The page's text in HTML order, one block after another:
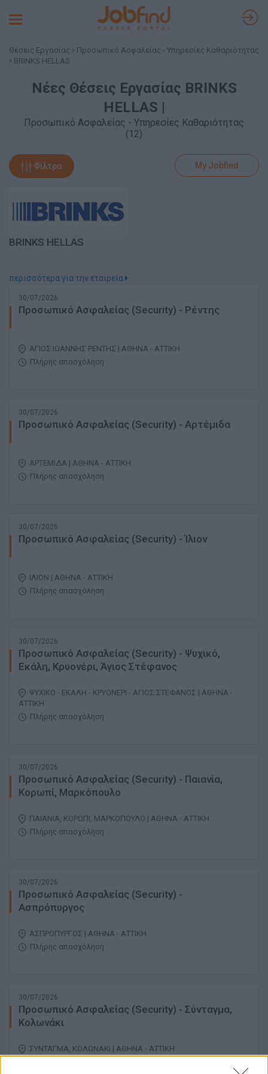
Toggle
Θέσεις Εργασίας
Προσωπικό Ασφαλείας - Υπηρεσίες Καθαριότητας
BRINKS HELLAS
Νέες Θέσεις Εργασίας BRINKS
HELLAS |
Προσωπικό Ασφαλείας - Υπηρεσίες Καθαριότητας
(12)
Φίλτρα My Jobfind
BRINKS HELLAS
περισσότερα για την εταιρεία
30/07/2026
Προσωπικό Ασφαλείας (Security) - Ρέντης
ΑΓΙΟΣ ΙΩΑΝΝΗΣ ΡΕΝΤΗΣ | ΑΘΗΝΑ - ΑΤΤΙΚΗ
Πλήρης απασχόληση
30/07/2026
Προσωπικό Ασφαλείας (Security) - Αρτέμιδα
ΑΡΤΕΜΙΔΑ | ΑΘΗΝΑ - ΑΤΤΙΚΗ
Πλήρης απασχόληση
30/07/2026
Προσωπικό Ασφαλείας (Security) - Ίλιον
ΙΛΙΟΝ | ΑΘΗΝΑ - ΑΤΤΙΚΗ
Πλήρης απασχόληση
30/07/2026
Προσωπικό Ασφαλείας (Security) - Ψυχικό,
Εκάλη, Κρυονέρι, Άγιος Στέφανος
ΨΥΧΙΚΟ - ΕΚΑΛΗ - ΚΡΥΟΝΕΡΙ - ΑΓΙΟΣ ΣΤΕΦΑΝΟΣ | ΑΘΗΝΑ -
ΑΤΤΙΚΗ
Πλήρης απασχόληση
30/07/2026
Προσωπικό Ασφαλείας (Security) - Παιανία,
Κορωπί, Μαρκόπουλο
ΠΑΙΑΝΙΑ, ΚΟΡΩΠΙ, ΜΑΡΚΟΠΟΥΛΟ | ΑΘΗΝΑ - ΑΤΤΙΚΗ
Πλήρης απασχόληση
30/07/2026
Προσωπικό Ασφαλείας (Security) -
Ασπρόπυργος
ΑΣΠΡΟΠΥΡΓΟΣ | ΑΘΗΝΑ - ΑΤΤΙΚΗ
Πλήρης απασχόληση
30/07/2026
Προσωπικό Ασφαλείας (Security) - Σύνταγμα,
Κολωνάκι
ΣΥΝΤΑΓΜΑ, ΚΟΛΩΝΑΚΙ | ΑΘΗΝΑ - ΑΤΤΙΚΗ